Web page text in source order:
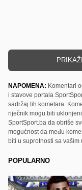
NAPOMENA: Komentari
i stavove portala
sadržaj tih kometara.
riječnik mogu biti
SportSport.ba da obriše
mogućnost da među
biti u suprotnosti sa vašim
POPULARNO